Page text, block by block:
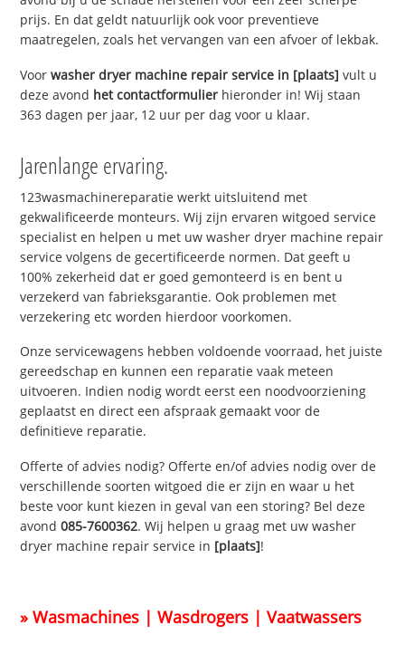
prijs. En dat geldt natuurlijk ook voor preventieve
maatregelen, zoals het vervangen van een afvoer of lekbak.
Voorwasher dryer machine repair service in [plaats] vult u
deze avond het contactformulier hieronder in! Wij staan
363 dagen per jaar, 12 uur per dag voor u klaar.
Jarenlange ervaring.
123wasmachinereparatie werkt uitsluitend met
gekwalificeerde monteurs. Wij zijn ervaren witgoed service
specialist en helpen u met uw washer dryer machine repair
service volgens de gecertificeerde normen. Dat geeft u
100% zekerheid dat er goed gemonteerd is en bent u
verzekerd van fabrieksgarantie. Ook problemen met
verzekering etc worden hierdoor voorkomen.
Onze servicewagens hebben voldoende voorraad, het juiste
gereedschap en kunnen een reparatie vaak meteen
uitvoeren. Indien nodig wordt eerst een noodvoorziening
geplaatst en direct een afspraak gemaakt voor de
definitieve reparatie.
Offerte of advies nodig? Offerte en/of advies nodig over de
verschillende soorten witgoed die er zijn en waar u het
beste voor kunt kiezen in geval van een storing? Bel deze
avond085-7600362. Wij helpen u graag met uw washer
dryer machine repair service in [plaats]!
» Wasmachines | Wasdrogers | Vaatwassers